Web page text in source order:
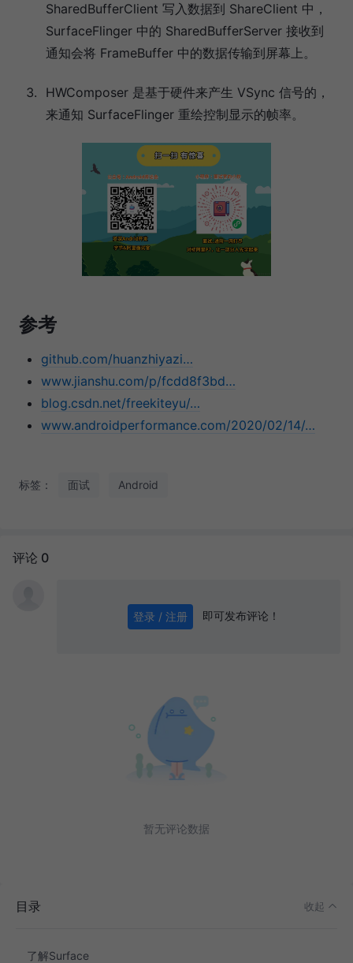
SharedBufferClient 写入数据到 ShareClient 中，
SurfaceFlinger 中的 SharedBufferServer 接收到
通知会将 FrameBuffer 中的数据传输到屏幕上。
HWComposer 是基于硬件来产生 VSync 信号的，
来通知 SurfaceFlinger 重绘控制显示的帧率。
参考
github.com/huanzhiyazi…
www.jianshu.com/p/fcdd8f3bd…
blog.csdn.net/freekiteyu/…
www.androidperformance.com/2020/02/14/…
标签： 面试 Android
评论 0
登录 / 注册 即可发布评论！
暂无评论数据
目录 收起
背景
了解Surface